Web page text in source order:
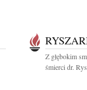
Z głębokim
śmierci dr.